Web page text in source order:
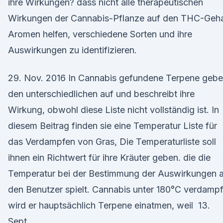
ihre Wirkungen? dass nicht alle therapeutischen
Wirkungen der Cannabis-Pflanze auf den THC-
Aromen helfen, verschiedene Sorten und ihre
Auswirkungen zu identifizieren.
29. Nov. 2016 In Cannabis gefundene Terpene
den unterschiedlichen auf und beschreibt ihre
Wirkung, obwohl diese Liste nicht vollständig ist. In
diesem Beitrag finden sie eine Temperatur Liste für
das Verdampfen von Gras, Die Temperaturliste soll
ihnen ein Richtwert für ihre Kräuter geben. die die
Temperatur bei der Bestimmung der Auswirkungen
den Benutzer spielt. Cannabis unter 180°C
wird er hauptsächlich Terpene einatmen, weil 13.